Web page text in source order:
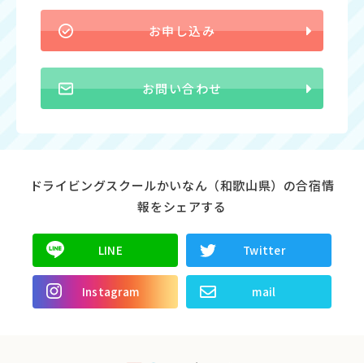
お申し込み
お問い合わせ
ドライビングスクールかいなん（和歌山県）の合宿情
報をシェアする
LINE Twitter
Instagram mail